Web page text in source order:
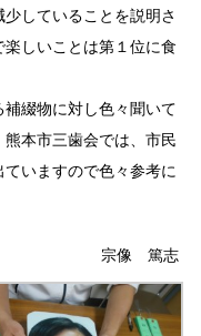
していることを説明さ
しいことは第１位に食
綴物に対し色々聞いて
本市三歯会では、市民
いますので色々参考に
宗像 篤志